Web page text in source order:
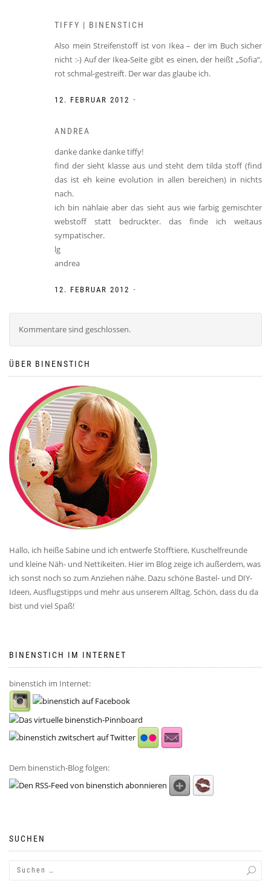
TIFFY | BINENSTICH
Also mein Streifenstoff ist von Ikea – der im Buch sicher
nicht :-) Auf der Ikea-Seite gibt es einen, der heißt „Sofia“,
rot schmal-gestreift. Der war das glaube ich.
12. FEBRUAR 2012 -
ANDREA
danke danke danke tiffy!
find der sieht klasse aus und steht dem tilda stoff (find
das ist eh keine evolution in allen bereichen) in nichts
nach.
ich bin nählaie aber das sieht aus wie farbig gemischter
webstoff statt bedruckter. das finde ich weitaus
sympatischer.
lg
andrea
12. FEBRUAR 2012 -
Kommentare sind geschlossen.
ÜBER BINENSTICH
Hallo, ich heiße Sabine und ich entwerfe Stofftiere, Kuschelfreunde
und kleine Näh- und Nettikeiten. Hier im Blog zeige ich außerdem, was
ich sonst noch so zum Anziehen nähe. Dazu schöne Bastel- und DIY-
Ideen, Ausflugstipps und mehr aus unserem Alltag. Schön, dass du da
bist und viel Spaß!
BINENSTICH IM INTERNET
binenstich im Internet:
Dem binenstich-Blog folgen:
SUCHEN